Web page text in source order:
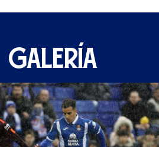
GALERÍA